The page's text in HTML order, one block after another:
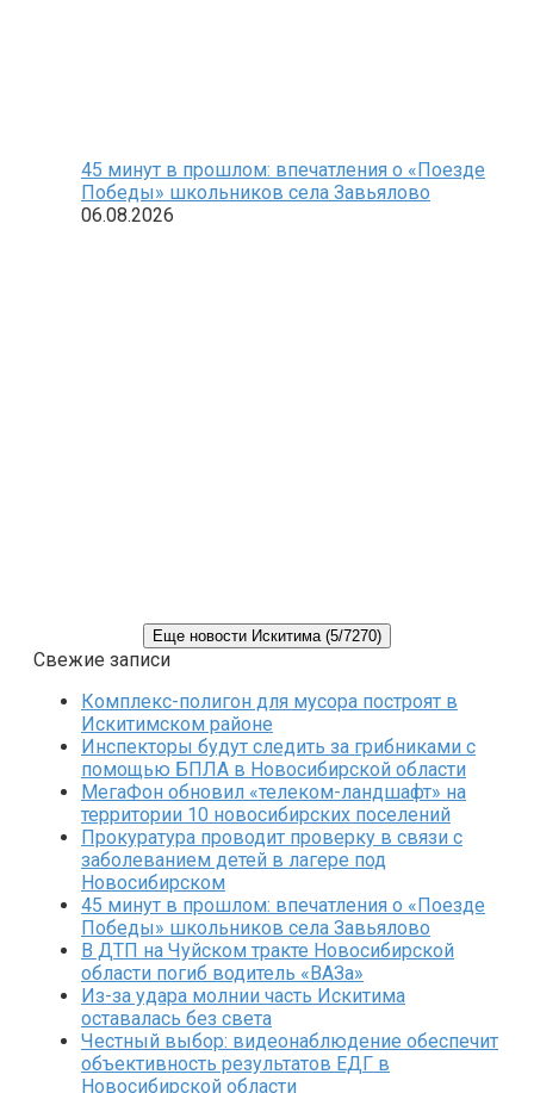
45 минут в прошлом: впечатления о «Поезде
Победы» школьников села Завьялово
06.08.2026
Еще новости Искитима (5/7270)
Свежие записи
Комплекс-полигон для мусора построят в
Искитимском районе
Инспекторы будут следить за грибниками с
помощью БПЛА в Новосибирской области
МегаФон обновил «телеком-ландшафт» на
территории 10 новосибирских поселений
Прокуратура проводит проверку в связи с
заболеванием детей в лагере под
Новосибирском
45 минут в прошлом: впечатления о «Поезде
Победы» школьников села Завьялово
В ДТП на Чуйском тракте Новосибирской
области погиб водитель «ВАЗа»
Из-за удара молнии часть Искитима
оставалась без света
Честный выбор: видеонаблюдение обеспечит
объективность результатов ЕДГ в
Новосибирской области